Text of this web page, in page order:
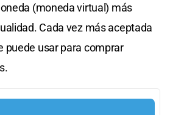
(moneda virtual) más
Cada vez más aceptada
puede usar para comprar